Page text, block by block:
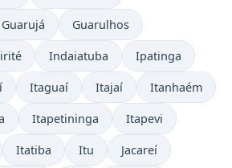
Guarujá Guarulhos
Indaiatuba Ipatinga
Itaguaí Itajaí Itanhaém
Itapetininga Itapevi
Itatiba Itu Jacareí